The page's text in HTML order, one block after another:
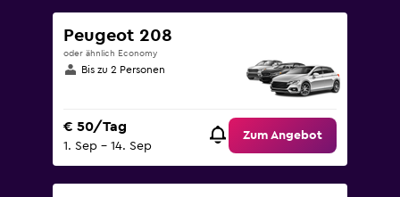
Peugeot 208
oder ähnlich Economy
Bis zu 2 Personen
€ 50/Tag
1. Sep – 14. Sep
Zum Angebot